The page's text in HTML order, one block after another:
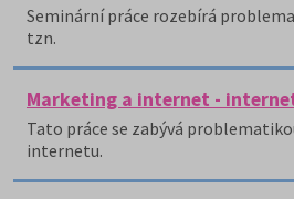
Seminární práce rozebírá
tzn.
Marketing a internet -
Tato práce se zabývá
internetu.